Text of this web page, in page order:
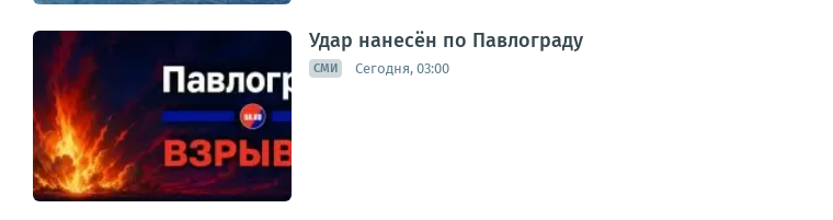
Удар нанесён по Павлограду
СМИ Сегодня, 03:00